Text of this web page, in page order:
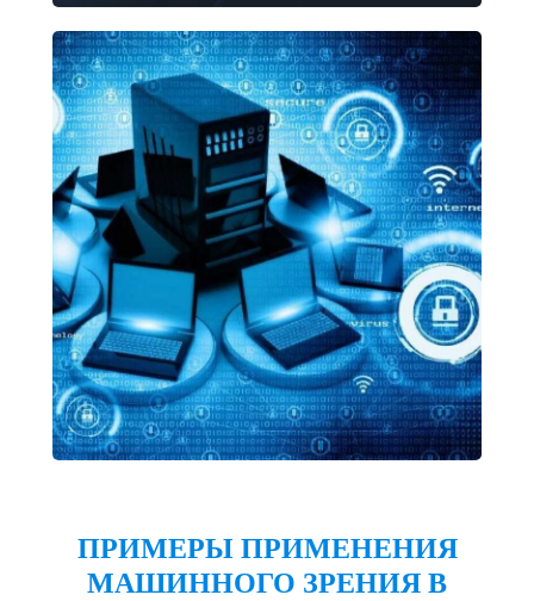
ПРИМЕРЫ ПРИМЕНЕНИЯ
МАШИННОГО ЗРЕНИЯ В